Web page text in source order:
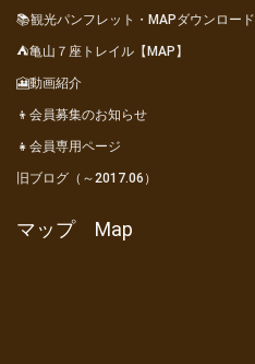
📚観光パンフレット・MAPダウンロード
⛺亀山７座トレイル【MAP】
🎦動画紹介
👦会員募集のお知らせ
👧会員専用ページ
旧ブログ（～2017.06）
マップ Map